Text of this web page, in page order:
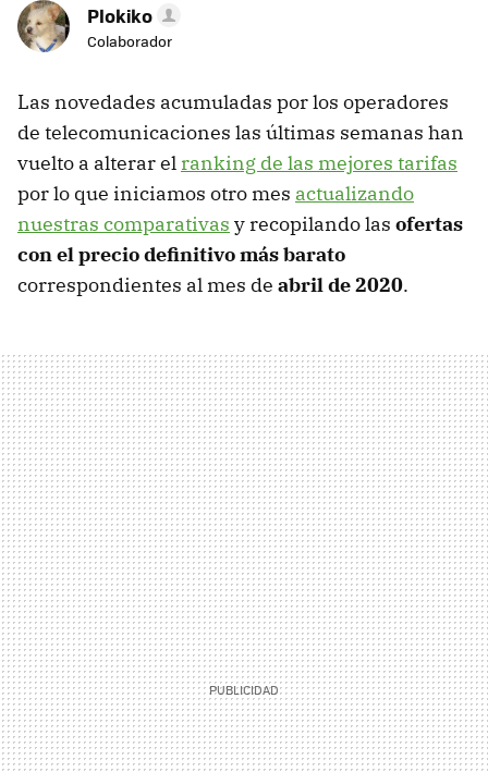
Plokiko
Colaborador
Las novedades acumuladas por los operadores
de telecomunicaciones las últimas semanas han
vuelto a alterar el ranking de las mejores tarifas
por lo que iniciamos otro mes actualizando
nuestras comparativas y recopilando las ofertas
con el precio definitivo más barato
correspondientes al mes de abril de 2020.